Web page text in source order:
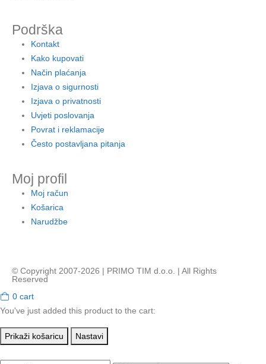
Podrška
Kontakt
Kako kupovati
Način plaćanja
Izjava o sigurnosti
Izjava o privatnosti
Uvjeti poslovanja
Povrat i reklamacije
Često postavljana pitanja
Moj profil
Moj račun
Košarica
Narudžbe
© Copyright 2007-2026 | PRIMO TIM d.o.o. | All Rights
Reserved
0 cart
You've just added this product to the cart:
Prikaži košaricu Nastavi